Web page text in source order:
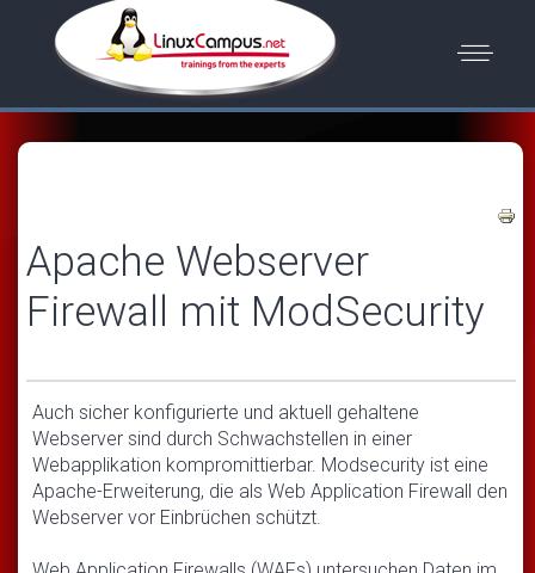
Apache Webserver
Firewall mit ModSecurity
Auch sicher konfigurierte und aktuell gehaltene
Webserver sind durch Schwachstellen in einer
Webapplikation kompromittierbar. Modsecurity ist eine
Apache-Erweiterung, die als Web Application Firewall den
Webserver vor Einbrüchen schützt.